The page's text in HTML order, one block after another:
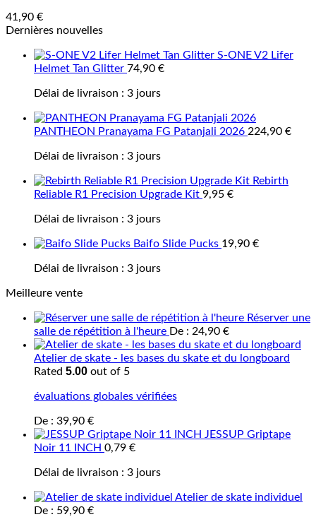
41,90 €
Dernières nouvelles
S-ONE V2 Lifer
Helmet Tan Glitter 74,90 €
Délai de livraison : 3 jours
PANTHEON Pranayama FG Patanjali 2026 224,90 €
Délai de livraison : 3 jours
Rebirth
Reliable R1 Precision Upgrade Kit 9,95 €
Délai de livraison : 3 jours
Baifo Slide Pucks 19,90 €
Délai de livraison : 3 jours
Meilleure vente
Réserver une
salle de répétition à l'heure De : 24,90 €
Atelier de skate - les bases du skate et du longboard
Rated 5.00 out of 5
évaluations globales vérifiées
De : 39,90 €
JESSUP Griptape
Noir 11 INCH 0,79 €
Délai de livraison : 3 jours
Atelier de skate individuel
De : 59,90 €